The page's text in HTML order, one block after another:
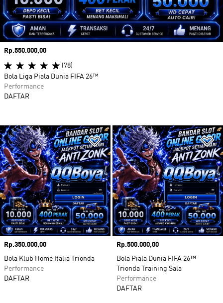
Tambahkan ke Wishlist
Harga
Rp.350.000,00
Bola Klub Home Italia Trionda
Performance
DAFTAR
Harga
Rp.500.000,00
Bola Piala Dunia FIFA 26™
Trionda Training Sala
Performance
DAFTAR
Harga
Rp.550.000,00
(78)
Bola Liga Piala Dunia FIFA 26™
Performance
DAFTAR